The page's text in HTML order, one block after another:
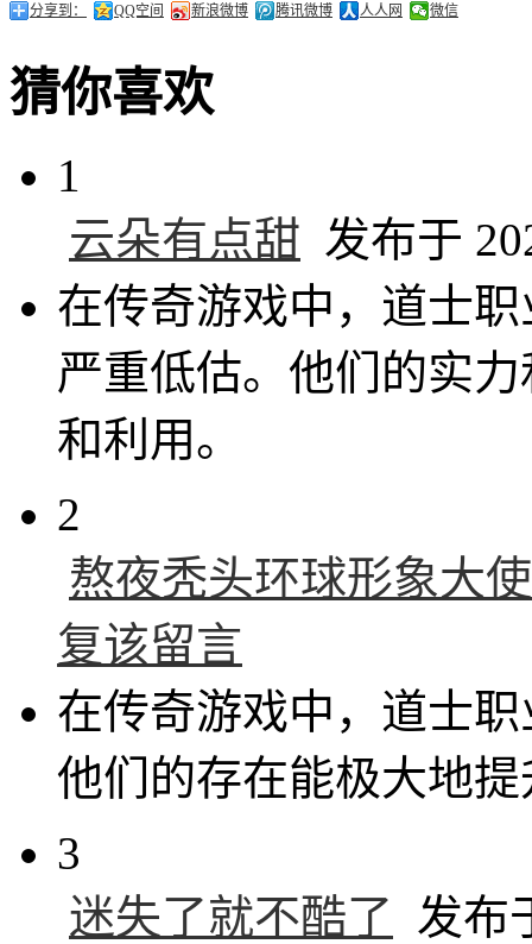
分享到： QQ空间 新浪微博 腾讯微博 人人网 微信
猜你喜欢
1
云朵有点甜 发布于
在传奇游戏中，道士
严重低估。他们的实
和利用。
2
熬夜秃头环球形象大使
复该留言
在传奇游戏中，道士
他们的存在能极大地
3
迷失了就不酷了
发布